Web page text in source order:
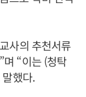
사의 추천서류
“이는 (청탁
했다.